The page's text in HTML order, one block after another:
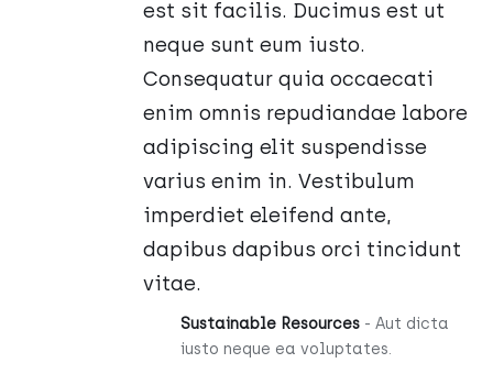
est sit facilis. Ducimus est ut
neque sunt eum iusto.
Consequatur quia occaecati
enim omnis repudiandae labore
adipiscing elit suspendisse
varius enim in. Vestibulum
imperdiet eleifend ante,
dapibus dapibus orci tincidunt
vitae.
Sustainable Resources- Aut dicta
iusto neque ea voluptates.